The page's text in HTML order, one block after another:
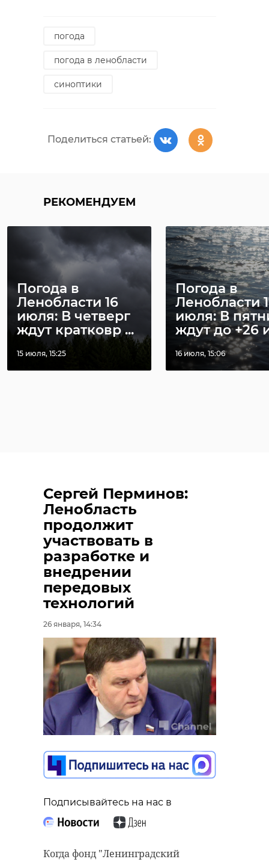
погода
погода в ленобласти
синоптики
Поделиться статьей:
РЕКОМЕНДУЕМ
Погода в
Ленобласти 16
июля: В четверг
ждут кратковр ...
15 июля, 15:25
Погода в
Ленобласти
июля: В
ждут до +26
16 июля, 15:06
Сергей Перминов:
Ленобласть
продолжит
участвовать в
разработке и
внедрении
передовых
технологий
26 января, 14:34
Подписывайтесь на нас в
Когда фонд "Ленинградский